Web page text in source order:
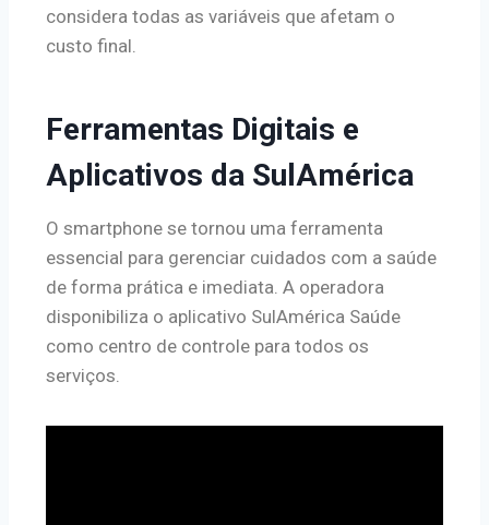
considera todas as variáveis que afetam o
custo final.
Ferramentas Digitais e
Aplicativos da SulAmérica
O smartphone se tornou uma ferramenta
essencial para gerenciar cuidados com a saúde
de forma prática e imediata. A operadora
disponibiliza o aplicativo SulAmérica Saúde
como centro de controle para todos os
serviços.